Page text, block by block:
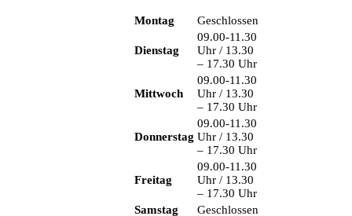
Montag Geschlossen
Dienstag
09.00-11.30
Uhr / 13.30
– 17.30 Uhr
Mittwoch
09.00-11.30
Uhr / 13.30
– 17.30 Uhr
Donnerstag
09.00-11.30
Uhr / 13.30
– 17.30 Uhr
Freitag
09.00-11.30
Uhr / 13.30
– 17.30 Uhr
Samstag
Geschlossen